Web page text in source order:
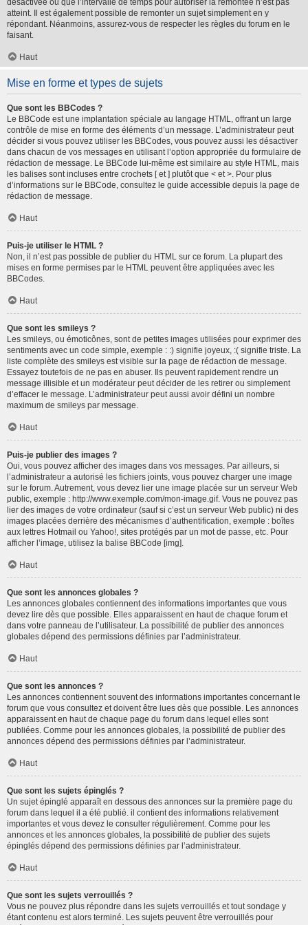
atteint. Il est également possible de remonter un sujet simplement en y
répondant. Néanmoins, assurez-vous de respecter les règles du forum en le
faisant.
Haut
Mise en forme et types de sujets
Que sont les BBCodes ?
Le BBCode est une implantation spéciale au langage HTML, offrant un large
contrôle de mise en forme des éléments d’un message. L’administrateur peut
décider si vous pouvez utiliser les BBCodes, vous pouvez aussi les désactiver
dans chacun de vos messages en utilisant l’option appropriée du formulaire de
rédaction de message. Le BBCode lui-même est similaire au style HTML, mais
les balises sont incluses entre crochets [ et ] plutôt que < et >. Pour plus
d’informations sur le BBCode, consultez le guide accessible depuis la page de
rédaction de message.
Haut
Puis-je utiliser le HTML ?
Non, il n’est pas possible de publier du HTML sur ce forum. La plupart des
mises en forme permises par le HTML peuvent être appliquées avec les
BBCodes.
Haut
Que sont les smileys ?
Les smileys, ou émoticônes, sont de petites images utilisées pour exprimer des
sentiments avec un code simple, exemple : :) signifie joyeux, :( signifie triste. La
liste complète des smileys est visible sur la page de rédaction de message.
Essayez toutefois de ne pas en abuser. Ils peuvent rapidement rendre un
message illisible et un modérateur peut décider de les retirer ou simplement
d’effacer le message. L’administrateur peut aussi avoir défini un nombre
maximum de smileys par message.
Haut
Puis-je publier des images ?
Oui, vous pouvez afficher des images dans vos messages. Par ailleurs, si
l’administrateur a autorisé les fichiers joints, vous pouvez charger une image
sur le forum. Autrement, vous devez lier une image placée sur un serveur Web
public, exemple : http://www.exemple.com/mon-image.gif. Vous ne pouvez pas
lier des images de votre ordinateur (sauf si c’est un serveur Web public) ni des
images placées derrière des mécanismes d’authentification, exemple : boîtes
aux lettres Hotmail ou Yahoo!, sites protégés par un mot de passe, etc. Pour
afficher l’image, utilisez la balise BBCode [img].
Haut
Que sont les annonces globales ?
Les annonces globales contiennent des informations importantes que vous
devez lire dès que possible. Elles apparaissent en haut de chaque forum et
dans votre panneau de l’utilisateur. La possibilité de publier des annonces
globales dépend des permissions définies par l’administrateur.
Haut
Que sont les annonces ?
Les annonces contiennent souvent des informations importantes concernant le
forum que vous consultez et doivent être lues dès que possible. Les annonces
apparaissent en haut de chaque page du forum dans lequel elles sont
publiées. Comme pour les annonces globales, la possibilité de publier des
annonces dépend des permissions définies par l’administrateur.
Haut
Que sont les sujets épinglés ?
Un sujet épinglé apparaît en dessous des annonces sur la première page du
forum dans lequel il a été publié. il contient des informations relativement
importantes et vous devez le consulter régulièrement. Comme pour les
annonces et les annonces globales, la possibilité de publier des sujets
épinglés dépend des permissions définies par l’administrateur.
Haut
Que sont les sujets verrouillés ?
Vous ne pouvez plus répondre dans les sujets verrouillés et tout sondage y
étant contenu est alors terminé. Les sujets peuvent être verrouillés pour